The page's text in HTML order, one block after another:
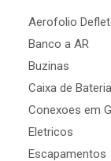
Aerofolio
Banco a AR
Buzinas
Caixa de Bateria
Conexoes em
Eletricos
Escapamentos